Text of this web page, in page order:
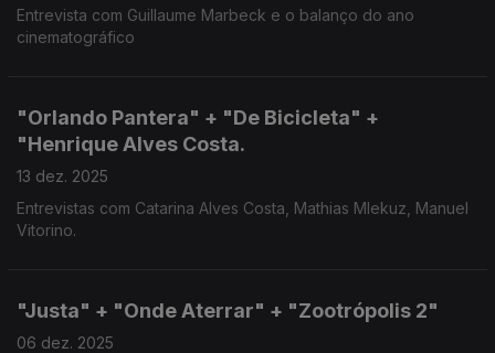
Entrevista com Guillaume Marbeck e o balanço do ano
cinematográfico
"Orlando Pantera" + "De Bicicleta" +
"Henrique Alves Costa.
13 dez. 2025
Entrevistas com Catarina Alves Costa, Mathias Mlekuz, Manuel
Vitorino.
"Justa" + "Onde Aterrar" + "Zootrópolis 2"
06 dez. 2025